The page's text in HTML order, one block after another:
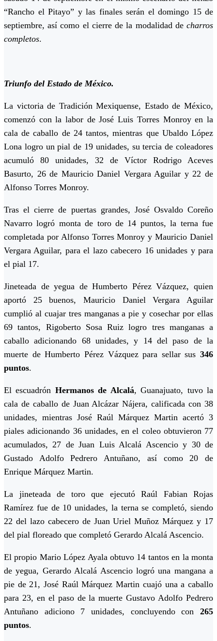
“Rancho el Pitayo” y las finales serán el domingo 15 de
septiembre, así como el cierre de la modalidad de charros
completos.
Triunfo del Estado de México.
La victoria de Tradición Mexiquense, Estado de México,
comenzó con la labor de José Luis Torres Monroy en la
cala de caballo de 24 tantos, mientras que Ubaldo López
Lona logro un pial de 19 unidades, su tercia de coleadores
acumuló 80 unidades, 32 de Víctor Rodrigo Aceves
Basurto, 26 de Mauricio Daniel Vergara Aguilar y 22 de
Alfonso Torres Monroy.
Tras el cierre de puertas grandes, José Osvaldo Coreño
Navarro logró monta de toro de 14 puntos, la terna fue
completada por Alfonso Torres Monroy y Mauricio Daniel
Vergara Aguilar, para el lazo cabecero 16 unidades y para
el pial 17.
Jineteada de yegua de Humberto Pérez Vázquez, quien
aportó 25 buenos, Mauricio Daniel Vergara Aguilar
cumplió al cuajar tres manganas a pie y cosechar por ellas
69 tantos, Rigoberto Sosa Ruiz logro tres manganas a
caballo adicionando 68 unidades, y 14 del paso de la
muerte de Humberto Pérez Vázquez para sellar sus 346
puntos.
El escuadrón Hermanos de Alcalá, Guanajuato, tuvo la
cala de caballo de Juan Alcázar Nájera, calificada con 38
unidades, mientras José Raúl Márquez Martin acertó 3
piales adicionando 36 unidades, en el coleo obtuvieron 77
acumulados, 27 de Juan Luis Alcalá Ascencio y 30 de
Gustado Adolfo Pedrero Antuñano, así como 20 de
Enrique Márquez Martin.
La jineteada de toro que ejecutó Raúl Fabian Rojas
Ramírez fue de 10 unidades, la terna se completó, siendo
22 del lazo cabecero de Juan Uriel Muñoz Márquez y 17
del pial floreado que completó Gerardo Alcalá Ascencio.
El propio Mario López Ayala obtuvo 14 tantos en la monta
de yegua, Gerardo Alcalá Ascencio logró una mangana a
pie de 21, José Raúl Márquez Martin cuajó una a caballo
para 23, en el paso de la muerte Gustavo Adolfo Pedrero
Antuñano adiciono 7 unidades, concluyendo con 265
puntos.